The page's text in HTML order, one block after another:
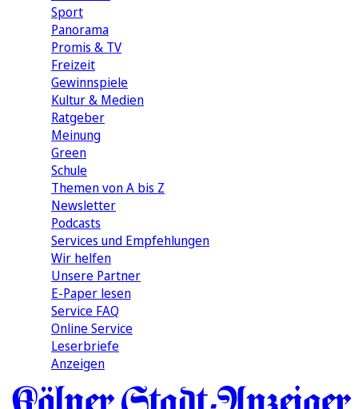
Sport
Panorama
Promis & TV
Freizeit
Gewinnspiele
Kultur & Medien
Ratgeber
Meinung
Green
Schule
Themen von A bis Z
Newsletter
Podcasts
Services und Empfehlungen
Wir helfen
Unsere Partner
E-Paper lesen
Service FAQ
Online Service
Leserbriefe
Anzeigen